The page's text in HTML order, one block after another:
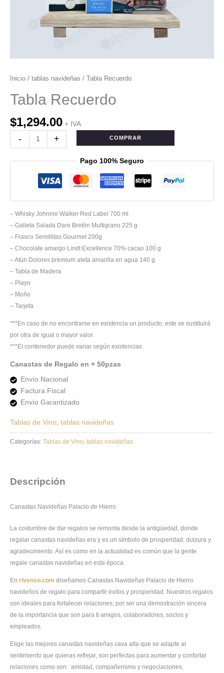
Inicio / tablas navideñas / Tabla Recuerdo
Tabla Recuerdo
$1,294.00 + IVA
- + COMPRAR
Pago 100% Seguro
– Whisky Johnnie Walker Red Label 700 ml
– Galleta Salada Dare Bretón Multigrano 225 g
– Frasco Semillitas Gourmet 200g
– Chocolate amargo Lindt Excellence 70% cacao 100 g
– Atún Dolores premium aleta amarilla en agua 140 g
– Tabla de Madera
– Playo
– Moño
– Tarjeta
***En caso de no encontrarse en existencia un producto, este se sustituirá
por otra de igual o mayor valor.
***El contenedor puede variar según existencias.
Canastas de Regalo en + 50pzas
Envío Nacional
Factura Fiscal
Envío Garantizado
Tablas de Vino tablas navideñas
Categorías: Tablas de Vino, tablas navideñas
Descripción
Canastas Navideñas Palacio de Hierro
La costumbre de dar regalos se remonta desde la antigüedad, donde
regalar canastas navideñas era y es un símbolo de prosperidad, dulzura y
agradecimiento. Así es como en la actualidad es común que la gente
regale canastas navideñas en esta época.
En rivenso.com diseñamos Canastas Navideñas Palacio de Hierro
navideños de regalo para compartir éxitos y prosperidad. Nuestros regalos
son ideales para fortalecer relaciones; por ser una demostración sincera
de la importancia que son para ti amigos, colaboradores, socios y
empleados.
Elige las mejores canastas navideñas cava alta que se adapte al
sentimiento que quieras reflejar, son perfectas para aumentar y confortar
relaciones como son: amistad, compañerismo y negociaciones.